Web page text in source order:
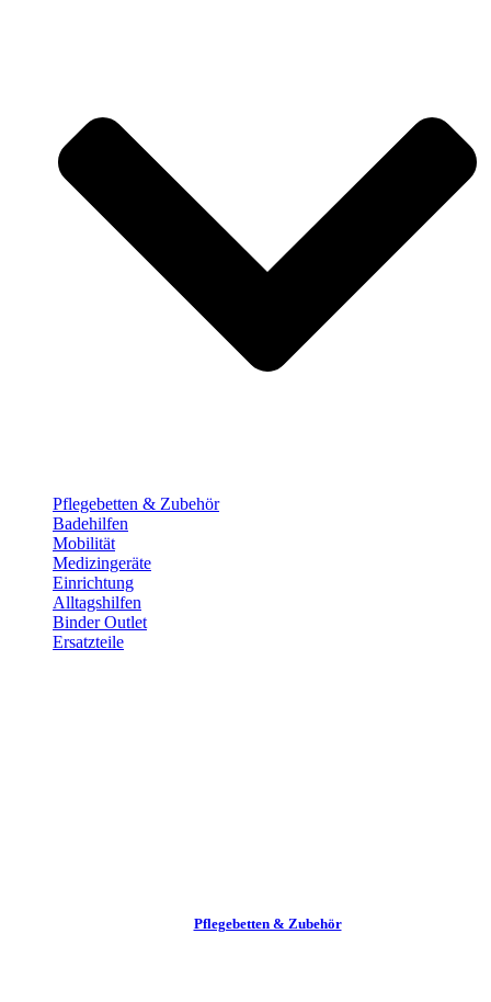
Pflege­betten & Zubehör
Badehilfen
Mobilität
Medizingeräte
Einrichtung
Alltags­hilfen
Binder Outlet
Ersatzteile
Pflege­betten & Zubehör